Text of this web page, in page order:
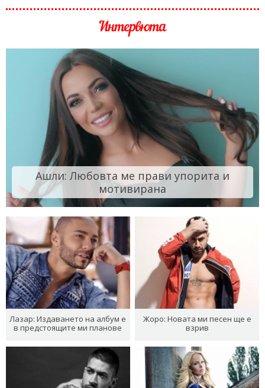
Интервюта
Ашли: Любовта ме прави упорита и
мотивирана
Лазар: Издаването на албум е
в предстоящите ми планове
Жоро: Новата ми песен ще е
взрив